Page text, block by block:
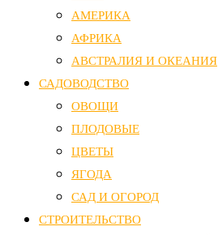
АМЕРИКА
АФРИКА
АВСТРАЛИЯ И ОКЕАНИЯ
САДОВОДСТВО
ОВОЩИ
ПЛОДОВЫЕ
ЦВЕТЫ
ЯГОДА
САД И ОГОРОД
СТРОИТЕЛЬСТВО